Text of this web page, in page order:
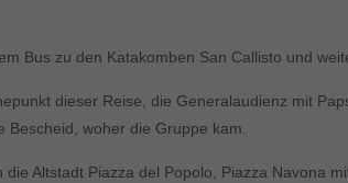
Bus zu den Katakomben San Callisto und
dieser Reise, die Generalaudienz mit
Bescheid, woher die Gruppe kam.
Altstadt Piazza del Popolo, Piazza Navona